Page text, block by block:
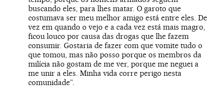
buscando eles, para lhes matar. O garoto que
costumava ser meu melhor amigo está entre eles. De
vez em quando o vejo e a cada vez está mais magro,
ficou louco por causa das drogas que lhe fazem
consumir. Gostaria de fazer com que vomite tudo o
que tomou, mas não posso porque os membros da
milícia não gostam de me ver, porque me neguei a
me unir a eles. Minha vida corre perigo nesta
comunidade”.